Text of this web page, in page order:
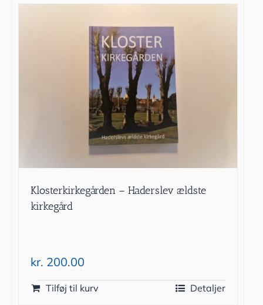
Klosterkirkegården – Haderslev ældste
kirkegård
kr. 200.00
Tilføj til kurv Detaljer